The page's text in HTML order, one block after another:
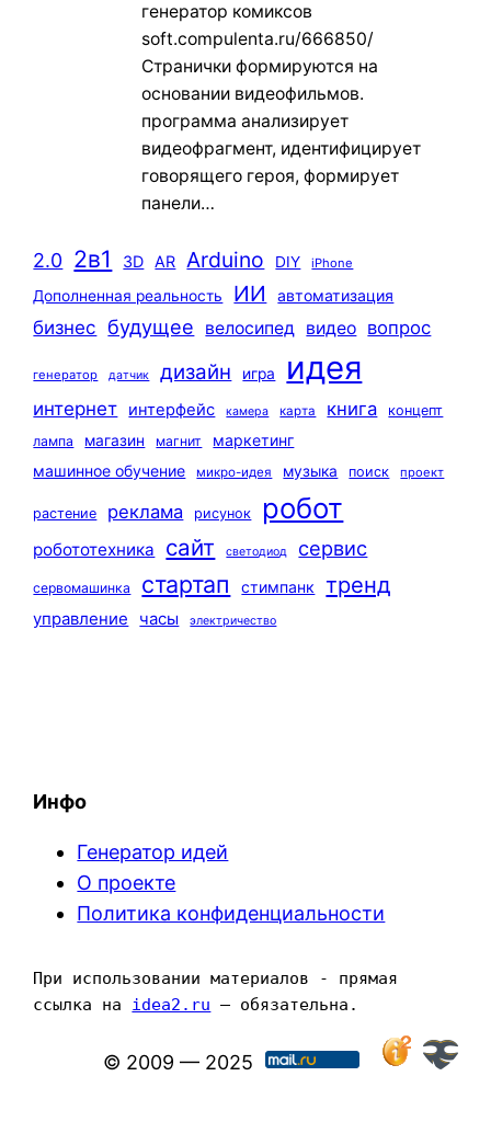
генератор комиксов
soft.compulenta.ru/666850/
Странички формируются на
основании видеофильмов.
программа анализирует
видеофрагмент, идентифицирует
говорящего героя, формирует
панели…
2.0 2в1 3D AR Arduino DIY iPhone
Дополненная реальность ИИ автоматизация
бизнес будущее велосипед видео вопрос
генератор датчик дизайн игра идея
интернет интерфейс камера карта книга
концепт
лампа
магазин магнит
маркетинг
машинное обучение
микро-идея музыка поиск проект
растение реклама рисунок робот
робототехника сайт светодиод сервис
сервомашинка стартап стимпанк тренд
управление часы электричество
Инфо
Генератор идей
О проекте
Политика конфиденциальности
При использовании материалов - прямая
ссылка на idea2.ru — обязательна.
© 2009 — 2025